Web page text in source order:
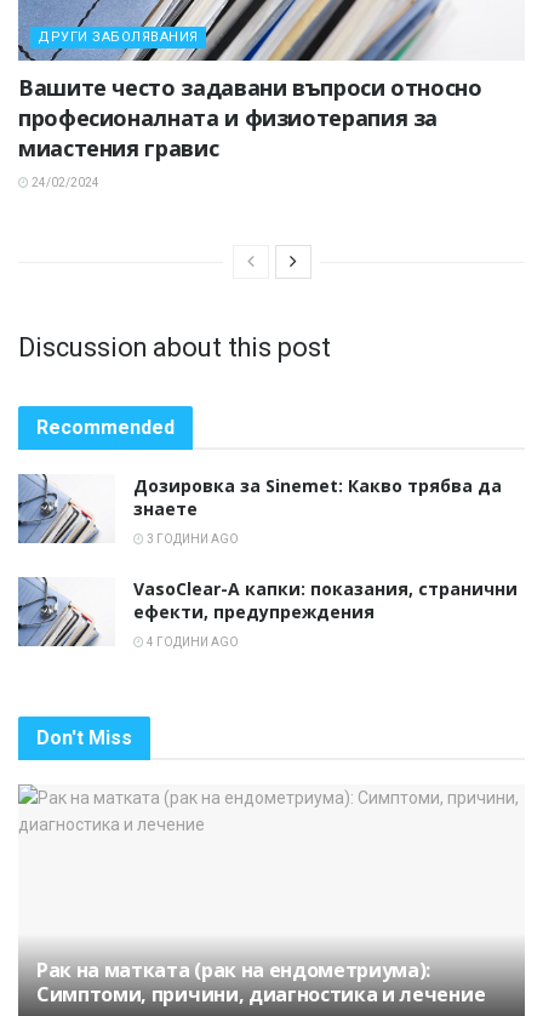
ДРУГИ ЗАБОЛЯВАНИЯ
Вашите често задавани въпроси относно
професионалната и физиотерапия за
миастения гравис
24/02/2024
Discussion about this post
Recommended
Дозировка за Sinemet: Какво трябва да
знаете
3 ГОДИНИ AGO
VasoClear-A капки: показания, странични
ефекти, предупреждения
4 ГОДИНИ AGO
Don't Miss
Рак на матката (рак на ендометриума):
Симптоми, причини, диагностика и лечение